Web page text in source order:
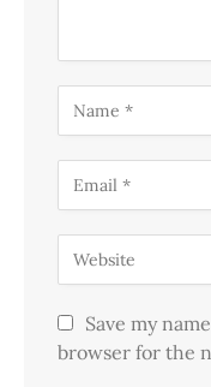
Save my
browser for the